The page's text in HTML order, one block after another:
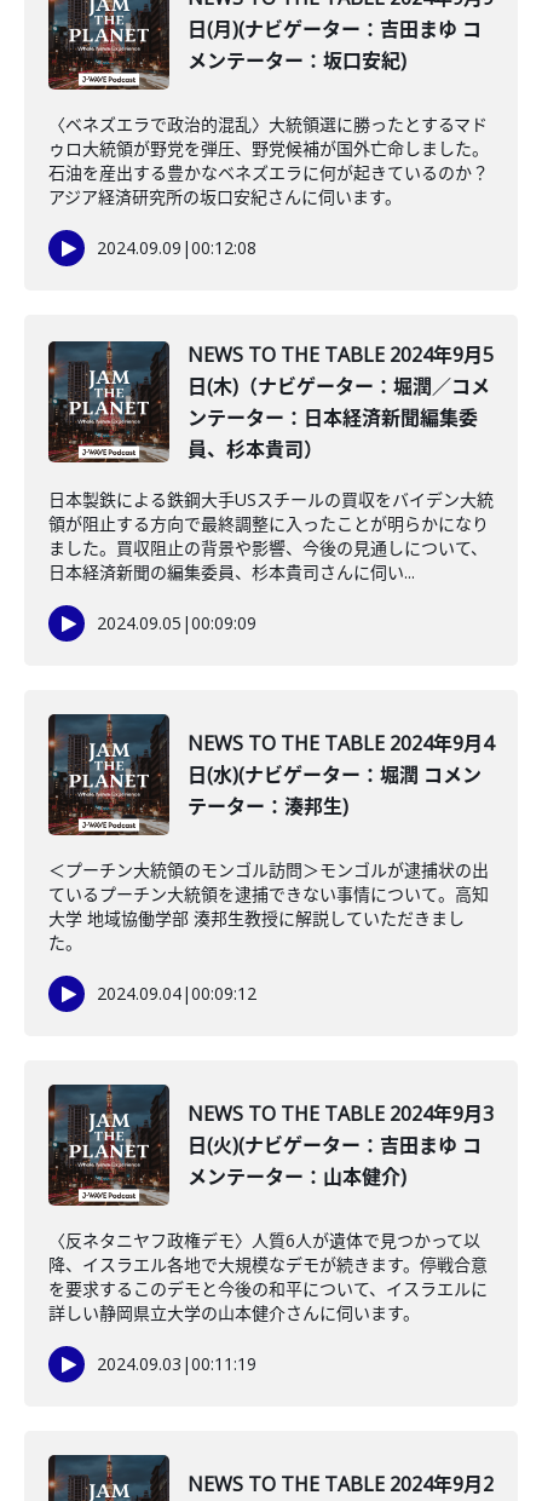
日(月)(ナビゲーター：吉田まゆ コ
メンテーター：坂口安紀)
〈ベネズエラで政治的混乱〉大統領選に勝ったとするマド
ゥロ大統領が野党を弾圧、野党候補が国外亡命しました。
石油を産出する豊かなベネズエラに何が起きているのか？
アジア経済研究所の坂口安紀さんに伺います。
2024.09.09 |00:12:08
NEWS TO THE TABLE 2024年9月5
日(木)（ナビゲーター：堀潤／コメ
ンテーター：日本経済新聞編集委
員、杉本貴司）
日本製鉄による鉄鋼大手USスチールの買収をバイデン大統
領が阻止する方向で最終調整に入ったことが明らかになり
ました。買収阻止の背景や影響、今後の見通しについて、
日本経済新聞の編集委員、杉本貴司さんに伺い...
2024.09.05 |00:09:09
NEWS TO THE TABLE 2024年9月4
日(水)(ナビゲーター：堀潤 コメン
テーター：湊邦生)
＜プーチン大統領のモンゴル訪問＞モンゴルが逮捕状の出
ているプーチン大統領を逮捕できない事情について。高知
大学 地域協働学部 湊邦生教授に解説していただきまし
た。
2024.09.04|00:09:12
NEWS TO THE TABLE 2024年9月3
日(火)(ナビゲーター：吉田まゆ コ
メンテーター：山本健介)
〈反ネタニヤフ政権デモ〉人質6人が遺体で見つかって以
降、イスラエル各地で大規模なデモが続きます。停戦合意
を要求するこのデモと今後の和平について、イスラエルに
詳しい静岡県立大学の山本健介さんに伺います。
2024.09.03 |00:11:19
NEWS TO THE TABLE 2024年9月2